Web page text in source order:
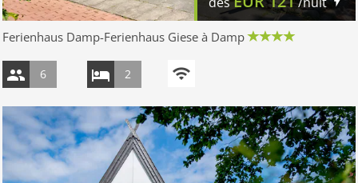
Ferienhaus Damp-Ferienhaus Giese à Damp
6 2